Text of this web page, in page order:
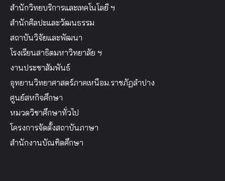
สำนักวิทยบริการและเทคโนโลยี ฯ
สำนักศิลปะและวัฒนธรรม
สถาบันวิจัยและพัฒนา
โรงเรียนสาธิตมหาวิทยาลัย ฯ
งานประชาสัมพันธ์
อุทยานวิทยาศาสตร์ภาคเหนือม.ราชภัฏลำปาง
ศูนย์สหกิจศึกษา
หมวดวิชาศึกษาทั่วไป
โครงการจัดตั้งสถาบันภาษา
สำนักงานบัณฑิตศึกษา